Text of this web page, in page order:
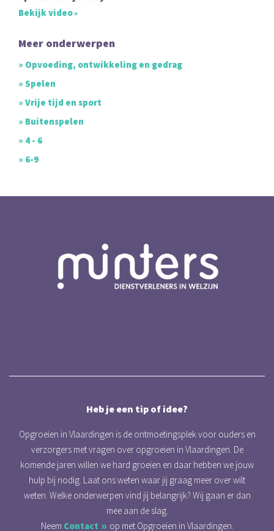
Bekijk video
Meer onderwerpen
» Opvoeding, ontwikkeling en gedrag
» Spelen
» Vrije tijd en sport
» Buitenspelen
» 4 - 6
» 6-9
Heb je een tip of idee?
Opgroeien in Vlaardingen is de ontmoetingsplek voor ouders en
verzorgers met vragen over opgroeien in Vlaardingen. De
komende jaren willen we hard groeien en daar hebben we jouw
hulp bij nodig. Laat ons weten waar jij graag meer over wilt
weten. Welke onderwerpen vind jij belangrijk? Wij gaan er dan
mee aan de slag.
Neem Contact op met Opgroeien in Vlaardingen.